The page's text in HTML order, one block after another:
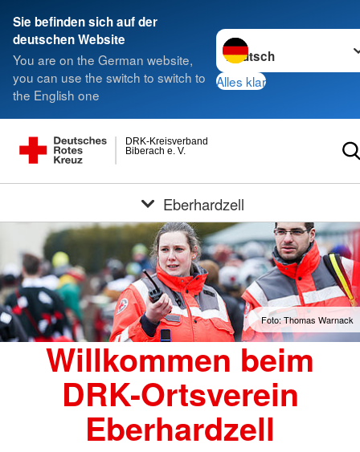
Sie befinden sich auf der
deutschen Website
You are on the German website,
you can use the switch to switch to
the English one
Sprache wechseln zu
Alles klar
Biberach e. V.
DRK-Kreisverband
Eberhardzell
Foto: Thomas Warnack
Willkommen beim
DRK-Ortsverein
Eberhardzell